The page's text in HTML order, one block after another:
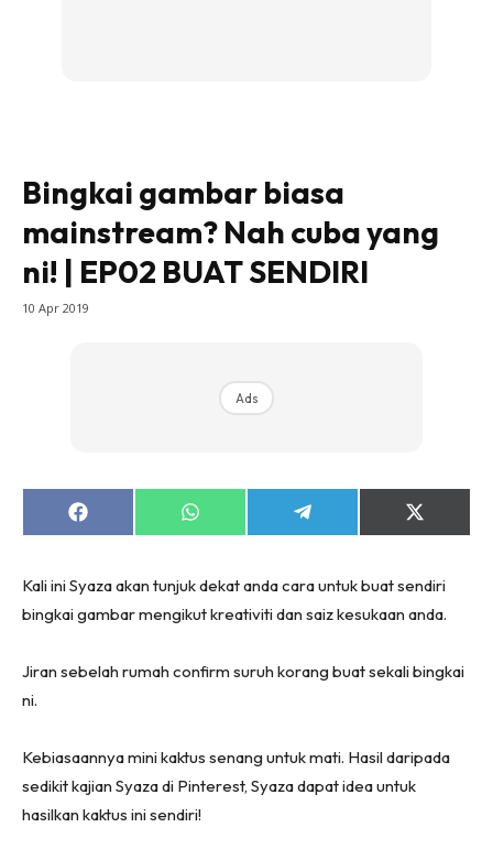
Ruang Tamu
Direktori
Landskap
Bilik Tidur
Menarik Lagi
Makeover Ruang Selebriti
Destinasi
Hotel
Bingkai gambar biasa
mainstream? Nah cuba yang
ni! | EP02 BUAT SENDIRI
10 Apr 2019
Ads
Share
on
Share
on
Share
on
Share
on
Kali ini Syaza akan tunjuk dekat anda cara untuk buat sendiri
bingkai gambar mengikut kreativiti dan saiz kesukaan anda.
Jiran sebelah rumah confirm suruh korang buat sekali bingkai
ni.
Kebiasaannya mini kaktus senang untuk mati. Hasil daripada
sedikit kajian Syaza di Pinterest, Syaza dapat idea untuk
hasilkan kaktus ini sendiri!